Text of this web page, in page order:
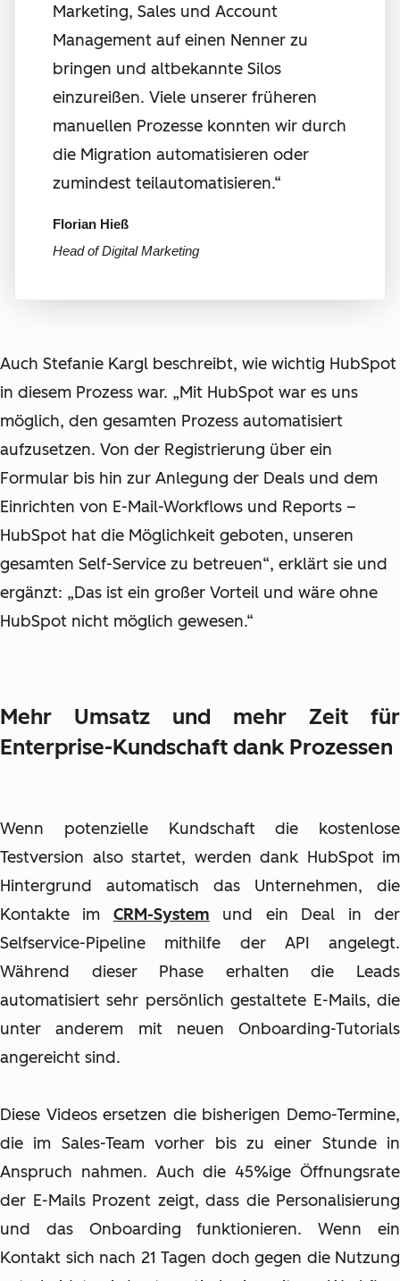
Marketing, Sales und Account
Management auf einen Nenner zu
bringen und altbekannte Silos
einzureißen. Viele unserer früheren
manuellen Prozesse konnten wir durch
die Migration automatisieren oder
zumindest teilautomatisieren.“
Florian Hieß
Head of Digital Marketing
Auch Stefanie Kargl beschreibt, wie wichtig HubSpot
in diesem Prozess war. „Mit HubSpot war es uns
möglich, den gesamten Prozess automatisiert
aufzusetzen. Von der Registrierung über ein
Formular bis hin zur Anlegung der Deals und dem
Einrichten von E-Mail-Workflows und Reports –
HubSpot hat die Möglichkeit geboten, unseren
gesamten Self-Service zu betreuen“, erklärt sie und
ergänzt: „Das ist ein großer Vorteil und wäre ohne
HubSpot nicht möglich gewesen.“
Mehr Umsatz und mehr Zeit für
Enterprise-Kundschaft dank Prozessen
Wenn potenzielle Kundschaft die kostenlose
Testversion also startet, werden dank HubSpot im
Hintergrund automatisch das Unternehmen, die
Kontakte im CRM-System und ein Deal in der
Selfservice-Pipeline mithilfe der API angelegt.
Während dieser Phase erhalten die Leads
automatisiert sehr persönlich gestaltete E-Mails, die
unter anderem mit neuen Onboarding-Tutorials
angereicht sind.
Diese Videos ersetzen die bisherigen Demo-Termine,
die im Sales-Team vorher bis zu einer Stunde in
Anspruch nahmen. Auch die 45%ige Öffnungsrate
der E-Mails Prozent zeigt, dass die Personalisierung
und das Onboarding funktionieren. Wenn ein
Kontakt sich nach 21 Tagen doch gegen die Nutzung